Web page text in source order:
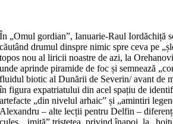
În „Omul gordian”, Ianuarie-Raul Iordăchiță
căutând drumul dinspre nimic spre ceva pe
topos nou al liricii noastre de azi, la
unde aprinde piramide de foc și semnează
fluidul biotic al Dunării de Severin/ avant de
în figura expatriatului din acel spațiu de
artefacte „din nivelul arhaic” și „amintiri
Alexandru – alte lecții pentru Delfin –
cules, „imită” tristețea, privind înapoi, la